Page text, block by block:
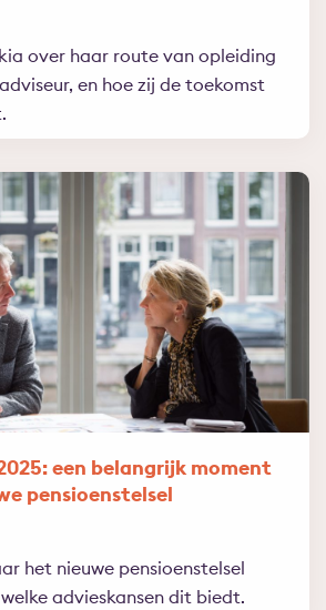
over haar route van opleiding
en hoe zij de toekomst
een belangrijk moment
pensioenstelsel
het nieuwe pensioenstelsel
advieskansen dit biedt.